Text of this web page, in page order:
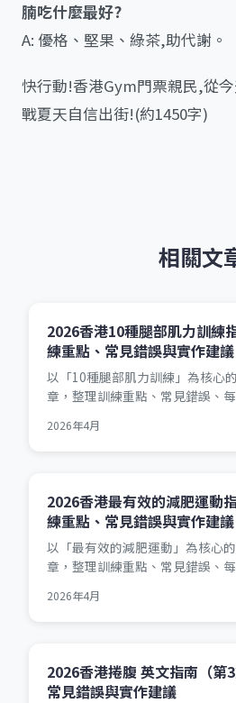
腩吃什麼最好?
A: 優格、堅果、綠茶,助代謝。
快行動!香港Gym門票親民,從
戰夏天自信出街!(約1450字)
相關文
2026香港10種腿部肌力訓練
練重點、常見錯誤與實作建議
以「10種腿部肌力訓練」為核心
章，整理訓練重點、常見錯誤、
2026年4月
2026香港最有效的減肥運動
練重點、常見錯誤與實作建議
以「最有效的減肥運動」為核心
章，整理訓練重點、常見錯誤、
2026年4月
2026香港捲腹 英文指南（第
常見錯誤與實作建議